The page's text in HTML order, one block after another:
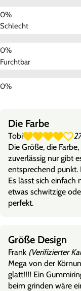
Schlecht
Furchtbar
Die Farbe
Tobi
Die Größe, die
zuverlässig nur gibt
entsprechend
Es lässt sich
etwas schwitzige
perfekt.
Größe Design
Frank (Verifizierter
Mega von der
glatt!!!! Ein
beim grinden wäre